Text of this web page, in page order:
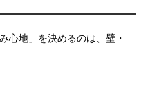
心地」を決めるのは、壁・